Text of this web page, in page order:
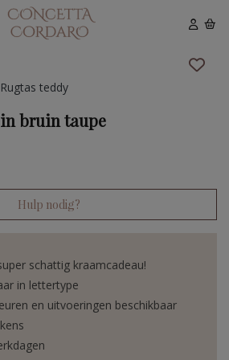
Rugtas teddy
bruin taupe
Hulp nodig?
schattig kraamcadeau!
in lettertype
en uitvoeringen beschikbaar